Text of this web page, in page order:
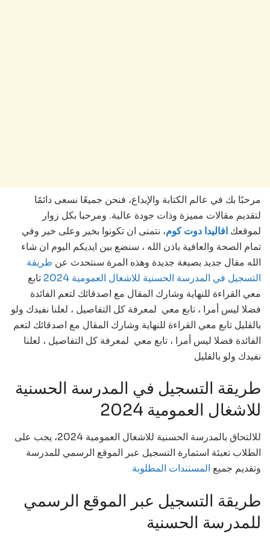
مرحبًا بك في عالم الكتابة والإبداع، فنحن جميعًا نسعى دائمًا
لتقديم مقالات مميزة وذات جودة عالية. ومرحبا بكل زوار
لموقعك افاليدا دوت كوم، نتمنى ان تكونوا بخير وعلى خير وفي
تمام الصحة والعافية باذن الله ، سنضع بين ايديكم اليوم ان شاء
الله مقال جديد بصبغة جديدة وهذه المرة سنتحدث عن طريقة
التسجيل في المدرسة الحسنية للاشغال العمومية 2024
تابع
معي القراءة للنهاية وشارك المقال مع اصدقائك لتعم الفائدة
فضلا ليس أمرا ، تابع معي لمعرفة كل التفاصيل ، لعلنا نفيدك ولو
بالقليل تابع معي القراءة للنهاية وشارك المقال مع اصدقائك لتعم
الفائدة فضلا ليس أمرا ، تابع معي لمعرفة كل التفاصيل ، لعلنا
نفيدك ولو بالقليل
طريقة التسجيل في المدرسة الحسنية
للاشغال العمومية 2024
للالتحاق بالمدرسة الحسنية للاشغال العمومية 2024، يجب على
الطلاب تعبئة استمارة التسجيل عبر الموقع الرسمي للمدرسة
وتقديم جميع المستندات المطلوبة
طريقة التسجيل عبر الموقع الرسمي
للمدرسة الحسنية